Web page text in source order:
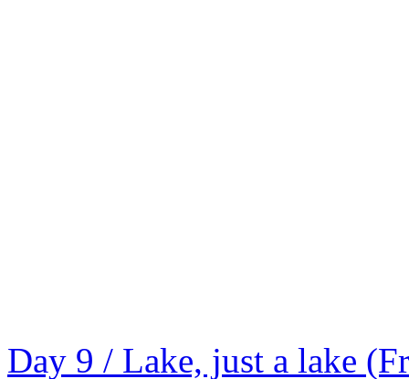
Day 9 / Lake, just a lake